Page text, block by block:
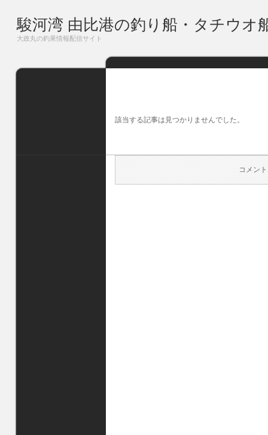
駿河湾 由比港の釣り船・タチウオ
大政丸の釣果情報配信サイト
該当する記事は見つかりませんでした。
コメン